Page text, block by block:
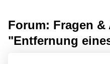
Forum: Fragen &
"Entfernung